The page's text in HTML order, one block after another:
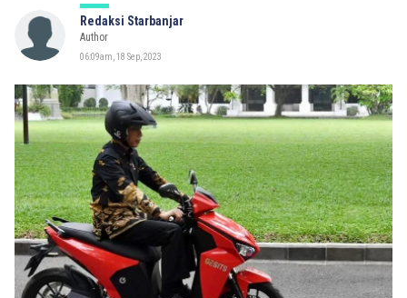
Redaksi Starbanjar
Author
06:09am, 18 Sep, 2023